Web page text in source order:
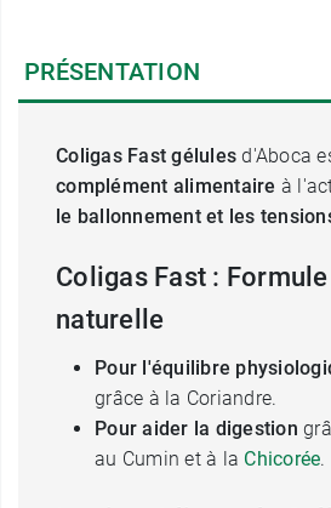
PRÉSENTATION
Coligas Fast gélules d'Aboca
complément alimentaire à
le ballonnement et les
Coligas Fast :
naturelle
Pour l'équilibre
grâce à la Coriandre.
Pour aider la digestion
au Cumin et à la Chicorée.